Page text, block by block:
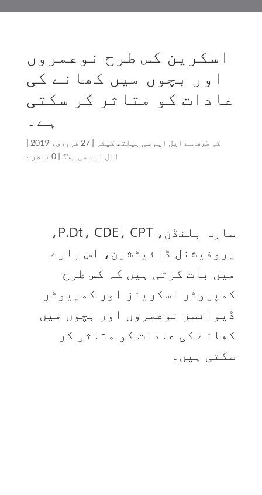
اسکرین کس طرح نوعمروں
اور بچوں میں کھانے کی
عادات کو متاثر کر سکتی
ہے۔
کی طرف سے ایل ایم سی ہیلتھ کیئر |27 فروری، 2019
|
ایل ایم سی بلاگ |0 تبصرے
سارہ بلنڈن، P.Dt، CDE، CPT،
پروفیشنل ڈائیٹشین، اس بارے
میں بات کرتی ہیں کہ کس طرح
کمپیوٹر اسکرینز اور کمپیوٹر
ڈیوائسز نوعمروں اور بچوں میں
کھانے کی عادات کو متاثر کر
سکتی ہیں۔